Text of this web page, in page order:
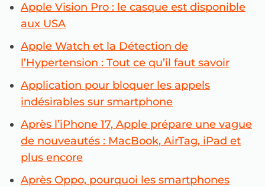
Apple Vision Pro : le casque est disponible
aux USA
Apple Watch et la Détection de
l’Hypertension : Tout ce qu’il faut savoir
Application pour bloquer les appels
indésirables sur smartphone
Après l’iPhone 17, Apple prépare une vague
de nouveautés : MacBook, AirTag, iPad et
plus encore
Après Oppo, pourquoi les smartphones